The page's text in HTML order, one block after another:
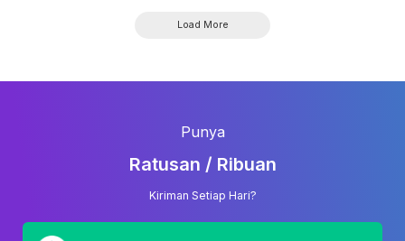
Load More
Punya
Ratusan / Ribuan
Kiriman Setiap Hari?